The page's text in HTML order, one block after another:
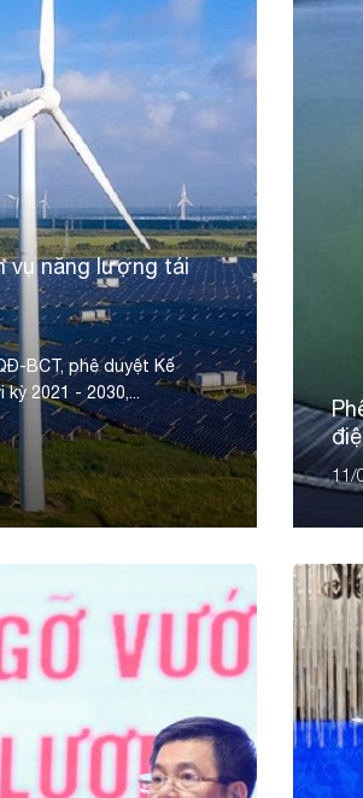
vụ năng lượng tái
BCT, phê duyệt Kế
2021 - 2030,...
11/